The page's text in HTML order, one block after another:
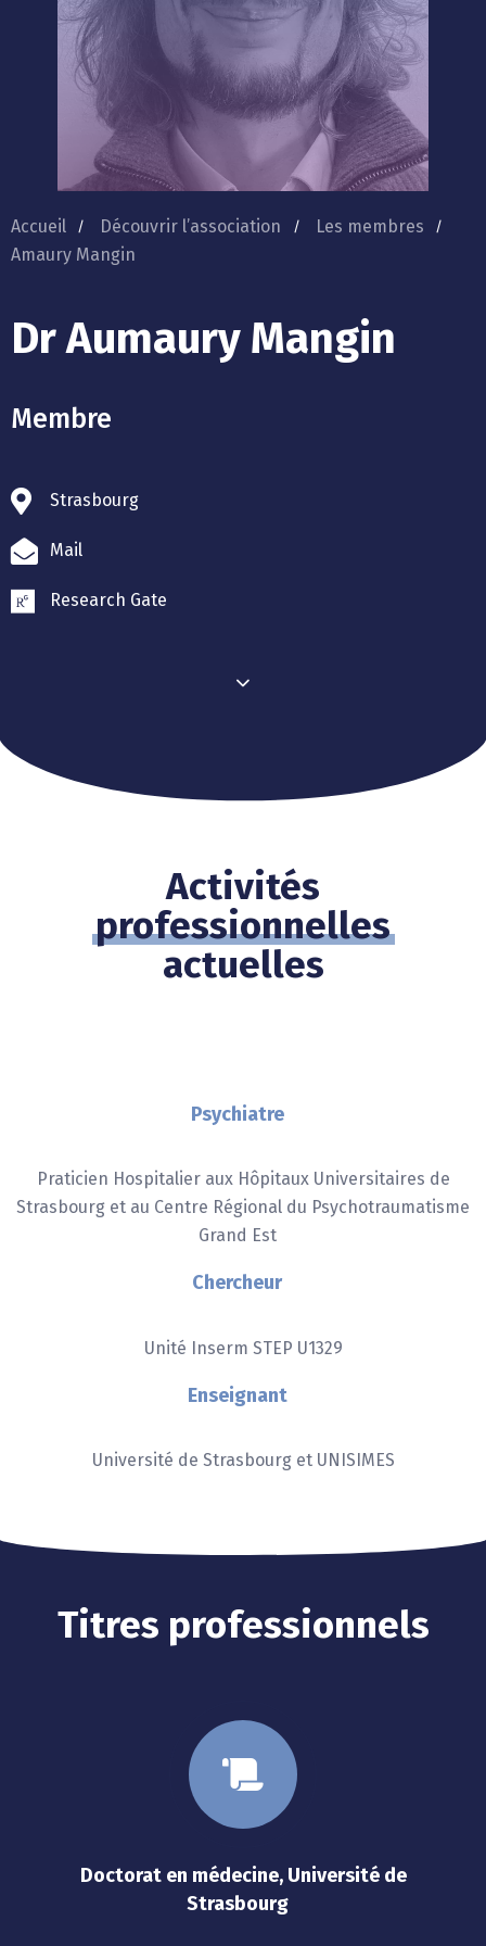
Accueil Découvrir l’association
Les membres
Amaury Mangin
Dr Aumaury Mangin
Membre
Strasbourg
Mail
Research Gate
Activités
professionnelles
actuelles
Psychiatre
Praticien Hospitalier aux Hôpitaux Universitaires de
Strasbourg et au Centre Régional du Psychotraumatisme
Grand Est
Chercheur
Unité Inserm STEP U1329
Enseignant
Université de Strasbourg et UNISIMES
Titres professionnels
Doctorat en médecine, Université de
Strasbourg